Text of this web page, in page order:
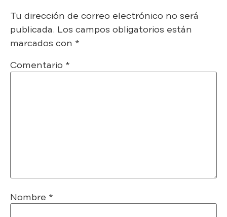
Tu dirección de correo electrónico no será
publicada. Los campos obligatorios están
marcados con *
Comentario *
Nombre *